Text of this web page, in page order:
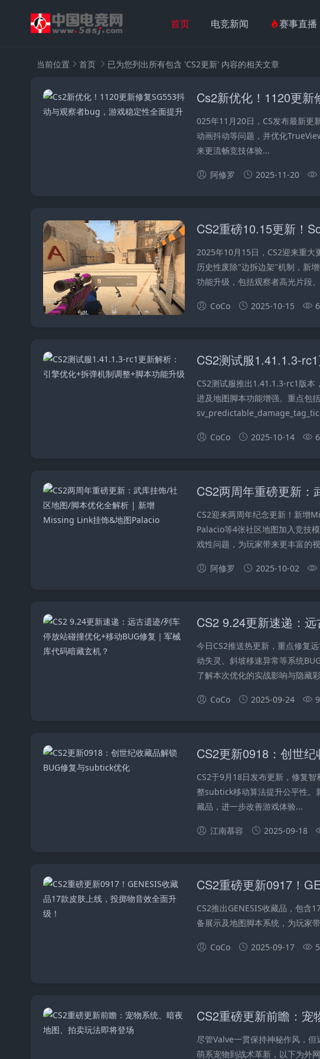
首页 电竞新闻 赛事直播
当前位置 首页 已为您列出所有包含 'CS2更新' 内容的相关文章
025年11月20日，CS发布最新更
动画抖动等问题，并优化
来更流畅竞技体验...
阿修罗 2025-11-20
2025年10月15日，CS2迎来重大
历史性废除"边拆边架"机制，新
功能升级，包括观察者高光片段
CoCo 2025-10-15
CS2测试服推出1.41.1.3-rc1版本
进及地图脚本功能增强。重点包
CoCo 2025-10-14
CS2迎来两周年纪念更新！新增
Palacio等4张社区地图加入竞技
戏性问题，为玩家带来更丰富的
阿修罗 2025-10-02
今日CS2推送热更新，重点修复
动失灵、斜坡移速异常等系统
了解本次优化的实战影响与隐藏
CoCo 2025-09-24
CS2更新0918：创世
CS2于9月18日发布更新，修复
整subtick移动算法提升公平性。
藏品，进一步改善游戏体验...
江南慕容 2025-09-18
CS2推出GENESIS收藏品，包含
备展示及地图脚本系统，为玩家
CoCo 2025-09-17
CS2重磅更新前瞻：宠
尽管Valve一贯保持神秘作风，
萌系宠物到战术革新，以下为外